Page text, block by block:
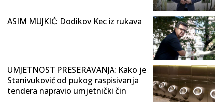
ASIM MUJKIĆ: Dodikov Kec iz rukava
UMJETNOST PRESERAVANJA: Kako je
Stanivuković od pukog raspisivanja
tendera napravio umjetnički čin